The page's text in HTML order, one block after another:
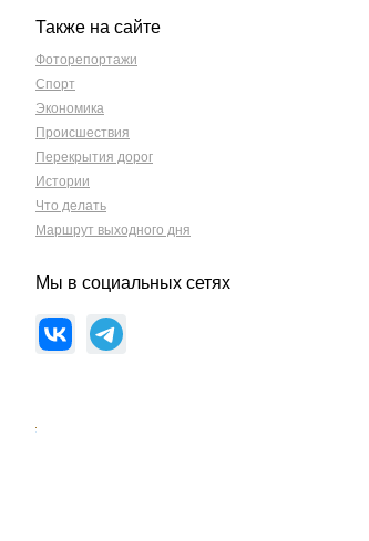
Также на сайте
Фоторепортажи
Спорт
Экономика
Происшествия
Перекрытия дорог
Истории
Что делать
Маршрут выходного дня
Мы в социальных сетях